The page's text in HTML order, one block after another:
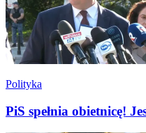
Polityka
PiS spełnia obietnicę!